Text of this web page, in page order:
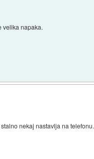
velika napaka.
nekaj nastavlja na telefonu.